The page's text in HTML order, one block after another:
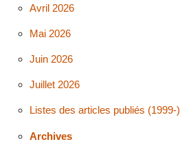
Avril 2026
Mai 2026
Juin 2026
Juillet 2026
Listes des articles publiés (1999-)
Archives